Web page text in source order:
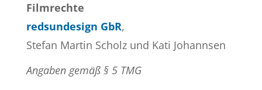
Filmrechte
redsundesign GbR,
Stefan Martin Scholz und Kati Johannsen
Angaben gemäß § 5 TMG